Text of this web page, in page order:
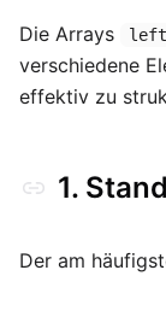
Die Arrays left
verschiedene
effektiv zu
1.
Der am